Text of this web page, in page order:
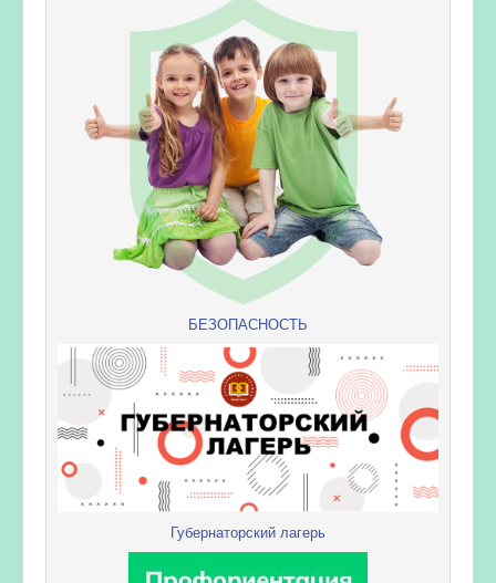
БЕЗОПАСНОСТЬ
Губернаторский лагерь